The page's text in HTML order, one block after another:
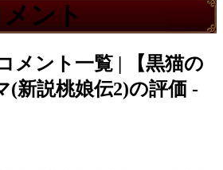
ント
メント一覧 | 【黒猫の
(新説桃娘伝2)の評価 -